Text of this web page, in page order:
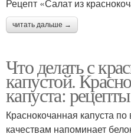
Рецепт «Салат из
читать дальше →
Что делать с
капустой.
капуста: рецепты
Краснокочанная капуста
качествам напоминает